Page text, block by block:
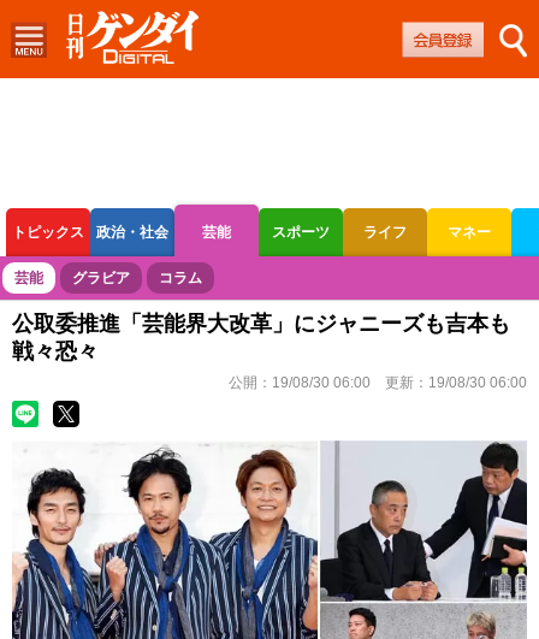
トピックス 政治・社会 芸能 スポーツ ライフ マネー
ボートレース 競輪 オートレース
芸能 グラビア コラム
公取委推進「芸能界大改革」にジャニーズも吉本も
戦々恐々
公開： 19/08/30 06:00 更新： 19/08/30 06:00